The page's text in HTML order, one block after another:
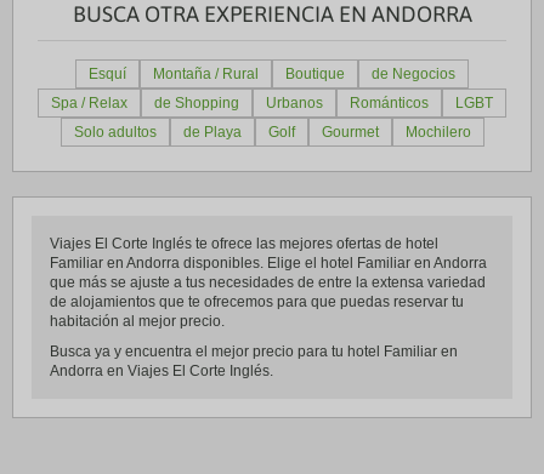
BUSCA OTRA EXPERIENCIA EN ANDORRA
Esquí Montaña / Rural Boutique
de Negocios
Spa / Relax
de Shopping Urbanos Románticos
LGBT
Solo adultos
de Playa Golf Gourmet Mochilero
Viajes El Corte Inglés te ofrece las mejores ofertas de hotel
Familiar en Andorra disponibles. Elige el hotel Familiar en Andorra
que más se ajuste a tus necesidades de entre la extensa variedad
de alojamientos que te ofrecemos para que puedas reservar tu
habitación al mejor precio.
Busca ya y encuentra el mejor precio para tu hotel Familiar en
Andorra en Viajes El Corte Inglés.